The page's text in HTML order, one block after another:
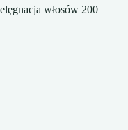
włosów 200